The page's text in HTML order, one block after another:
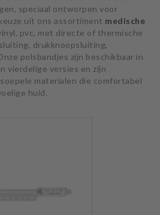
speciaal ontworpen voor
uit ons assortiment medische
pvc, met directe of thermische
drukknoopsluiting,
polsbandjes zijn beschikbaar in
vierdelige versies en zijn
materialen die comfortabel
huid.